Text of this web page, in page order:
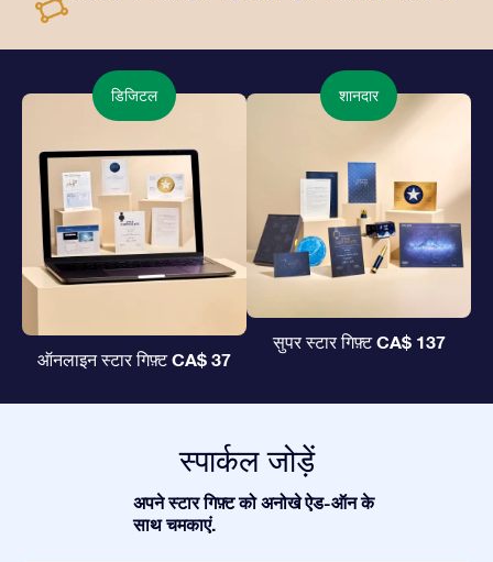
डिजिटल
ऑनलाइन स्टार गिफ़्टCA$ 37
शानदार
सुपर स्टार गिफ़्टCA$ 137
स्पार्कल जोड़ें
अपने स्टार गिफ़्ट को अनोखे ऐड-ऑन के
साथ चमकाएं.